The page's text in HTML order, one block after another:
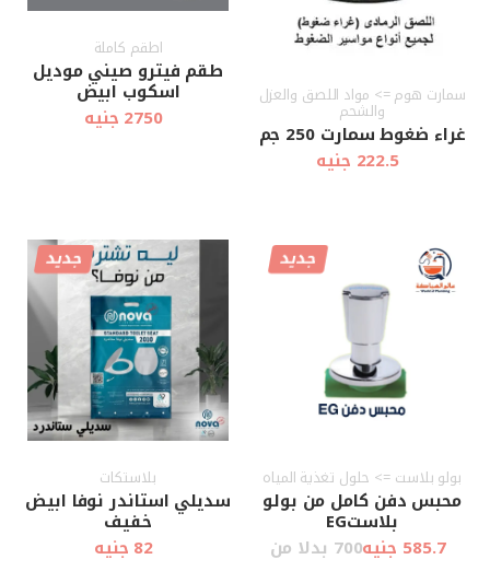
سمارت هوم => مواد اللصق والعزل
والشحم
غراء ضغوط سمارت 250 جم
222.5 جنيه
أضف إلى
العربة عرض سريع
اطقم كاملة
طقم فيترو صيني موديل
اسكوب ابيض
2750 جنيه
أضف إلى
العربة عرض سريع
جديد
بولو بلاست => حلول تغذية المياه
محبس دفن كامل من بولو
بلاستEG
585.7 جنيه
700 بدلا من
جديد
بلاستكات
سديلي استاندر نوفا ابيض
خفيف
82 جنيه